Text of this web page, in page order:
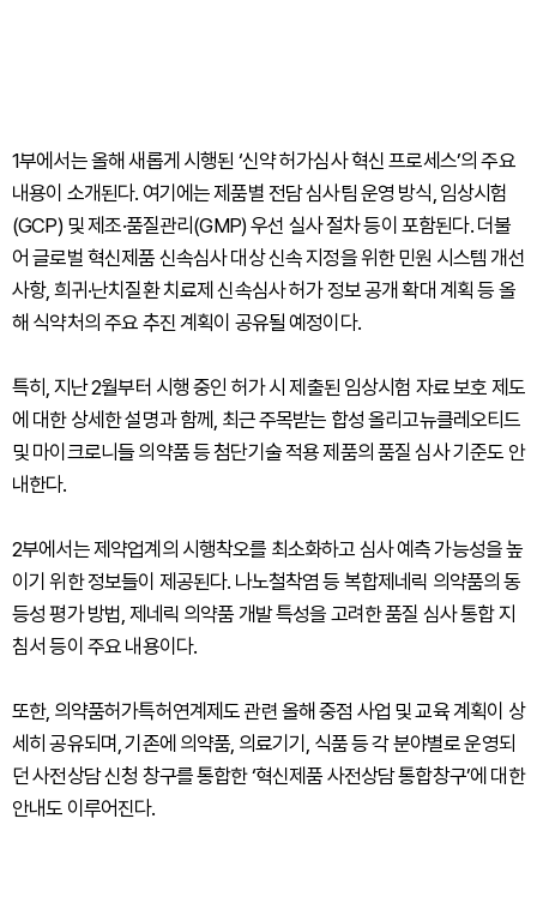
1부에서는 올해 새롭게 시행된 ‘신약 허가심사 혁신 프로세스’의 주요
내용이 소개된다. 여기에는 제품별 전담 심사팀 운영 방식, 임상시험
(GCP) 및 제조·품질관리(GMP) 우선 실사 절차 등이 포함된다. 더불
어 글로벌 혁신제품 신속심사 대상 신속 지정을 위한 민원 시스템 개선
사항, 희귀·난치질환 치료제 신속심사 허가 정보 공개 확대 계획 등 올
해 식약처의 주요 추진 계획이 공유될 예정이다.
특히, 지난 2월부터 시행 중인 허가 시 제출된 임상시험 자료 보호 제도
에 대한 상세한 설명과 함께, 최근 주목받는 합성 올리고뉴클레오티드
및 마이크로니들 의약품 등 첨단기술 적용 제품의 품질 심사 기준도 안
내한다.
2부에서는 제약업계의 시행착오를 최소화하고 심사 예측 가능성을 높
이기 위한 정보들이 제공된다. 나노철착염 등 복합제네릭 의약품의 동
등성 평가 방법, 제네릭 의약품 개발 특성을 고려한 품질 심사 통합 지
침서 등이 주요 내용이다.
또한, 의약품허가특허연계제도 관련 올해 중점 사업 및 교육 계획이 상
세히 공유되며, 기존에 의약품, 의료기기, 식품 등 각 분야별로 운영되
던 사전상담 신청 창구를 통합한 ‘혁신제품 사전상담 통합창구’에 대한
안내도 이루어진다.